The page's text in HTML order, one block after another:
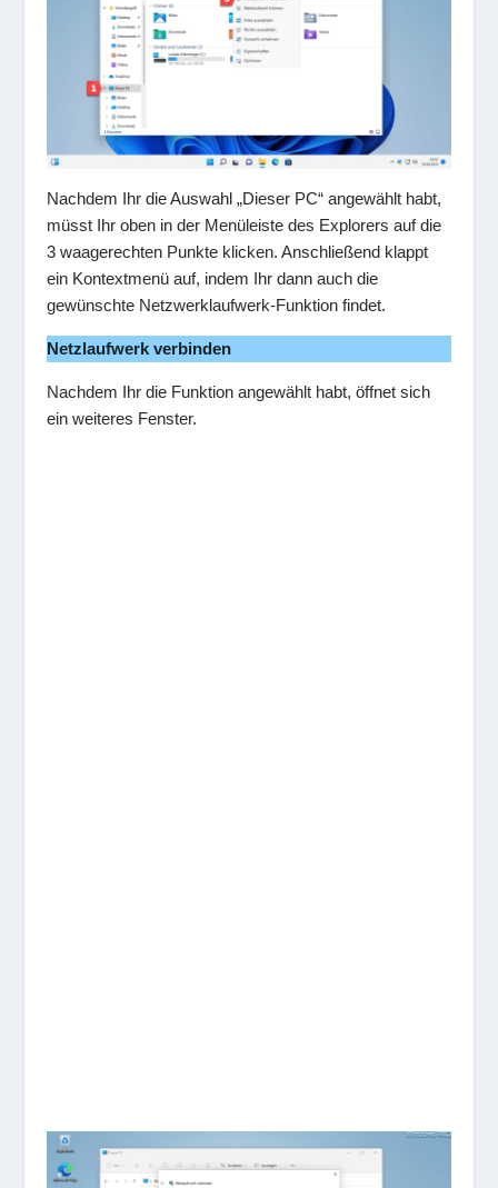
Nachdem Ihr die Auswahl „Dieser PC“ angewählt habt,
müsst Ihr oben in der Menüleiste des Explorers auf die
3 waagerechten Punkte klicken. Anschließend klappt
ein Kontextmenü auf, indem Ihr dann auch die
gewünschte Netzwerklaufwerk-Funktion findet.
Netzlaufwerk verbinden
Nachdem Ihr die Funktion angewählt habt, öffnet sich
ein weiteres Fenster.